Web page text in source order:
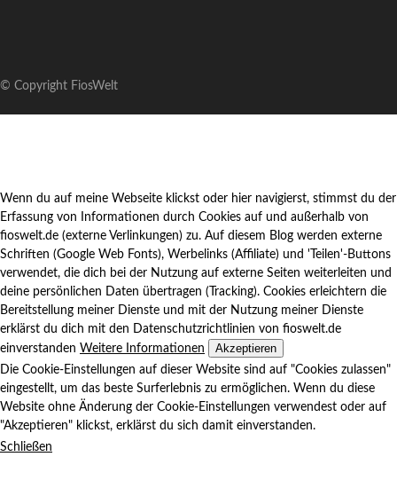
© Copyright FiosWelt
Wenn du auf meine Webseite klickst oder hier navigierst, stimmst du der
Erfassung von Informationen durch Cookies auf und außerhalb von
fioswelt.de (externe Verlinkungen) zu. Auf diesem Blog werden externe
Schriften (Google Web Fonts), Werbelinks (Affiliate) und 'Teilen'-Buttons
verwendet, die dich bei der Nutzung auf externe Seiten weiterleiten und
deine persönlichen Daten übertragen (Tracking). Cookies erleichtern die
Bereitstellung meiner Dienste und mit der Nutzung meiner Dienste
erklärst du dich mit den Datenschutzrichtlinien von fioswelt.de
einverstanden Weitere Informationen Akzeptieren
Die Cookie-Einstellungen auf dieser Website sind auf "Cookies zulassen"
eingestellt, um das beste Surferlebnis zu ermöglichen. Wenn du diese
Website ohne Änderung der Cookie-Einstellungen verwendest oder auf
"Akzeptieren" klickst, erklärst du sich damit einverstanden.
Schließen